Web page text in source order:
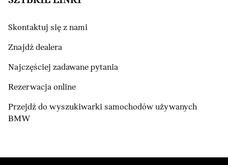
Skontaktuj się z nami
Znajdź dealera
Najczęściej zadawane pytania
Rezerwacja online
Przejdź do wyszukiwarki samochodów używanych
BMW